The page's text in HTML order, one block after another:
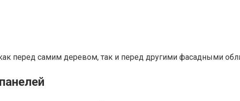
перед самим деревом, так и перед другими фасадными